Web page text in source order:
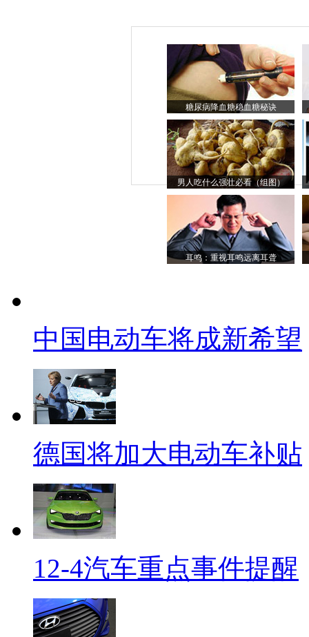
糖尿病降血糖稳血糖秘诀
男人吃什么强壮必看（组图）
耳鸣：重视耳鸣远离耳聋
中国电动车将成新希望
德国将加大电动车补贴
12-4汽车重点事件提醒